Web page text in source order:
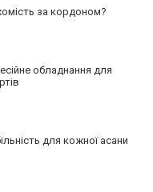
за кордоном?
обладнання для
для кожної асани